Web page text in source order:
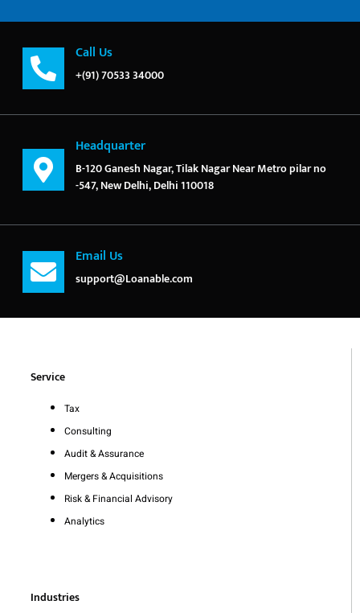
Call Us
+(91) 70533 34000
Headquarter
B-120 Ganesh Nagar, Tilak Nagar Near Metro pilar no
-547, New Delhi, Delhi 110018
Email Us
support@Loanable.com
Service
Tax
Consulting
Audit & Assurance
Mergers & Acquisitions
Risk & Financial Advisory
Analytics
Industries